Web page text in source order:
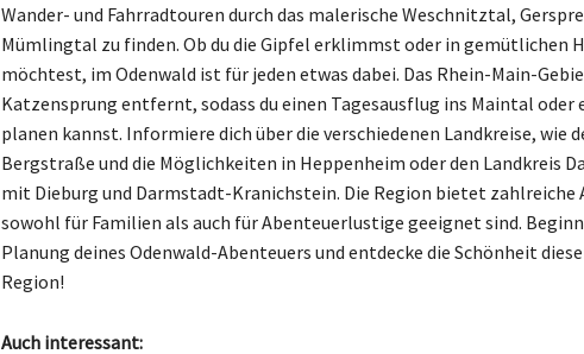
Wander- und Fahrradtouren durch das malerische Weschnitztal,
Mümlingtal zu finden. Ob du die Gipfel erklimmst oder in gemütlichen
möchtest, im Odenwald ist für jeden etwas dabei. Das Rhein-Main-
Katzensprung entfernt, sodass du einen Tagesausflug ins Maintal oder
planen kannst. Informiere dich über die verschiedenen Landkreise, wie
Bergstraße und die Möglichkeiten in Heppenheim oder den Landkreis
mit Dieburg und Darmstadt-Kranichstein. Die Region bietet zahlreiche
sowohl für Familien als auch für Abenteuerlustige geeignet sind.
Planung deines Odenwald-Abenteuers und entdecke die Schönheit
Region!
Auch interessant: